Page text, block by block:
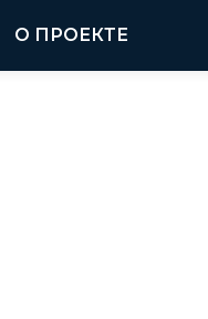
О ПРОЕКТЕ